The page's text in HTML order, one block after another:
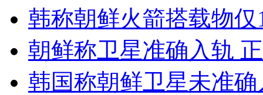
外交部：反对强权政治霸凌主义
外交部：有关国家言论片面不公正
韩称朝鲜火箭搭载物仅
朝鲜称卫星准确入轨
韩国称朝鲜卫星未准